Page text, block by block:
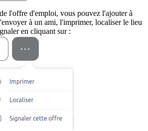
l'offre d'emploi, vous pouvez l'ajouter à
à un ami, l'imprimer, localiser le lieu
en cliquant sur :